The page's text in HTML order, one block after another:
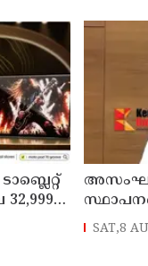
SAT,8